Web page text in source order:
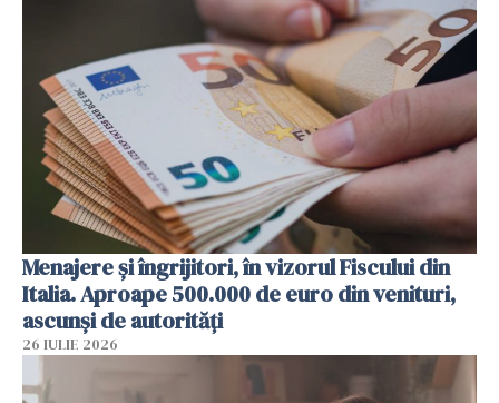
Menajere și îngrijitori, în vizorul Fiscului din
Italia. Aproape 500.000 de euro din venituri,
ascunși de autorități
26 IULIE 2026